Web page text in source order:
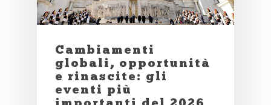
Cambiamenti
globali, opportunità
e rinascite: gli
eventi più